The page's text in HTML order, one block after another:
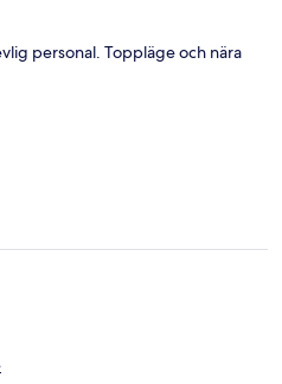
personal. Toppläge och nära